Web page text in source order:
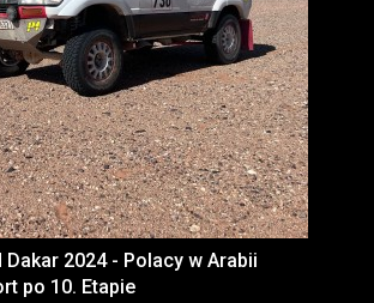
2024 - Polacy w Arabii
po 10. Etapie